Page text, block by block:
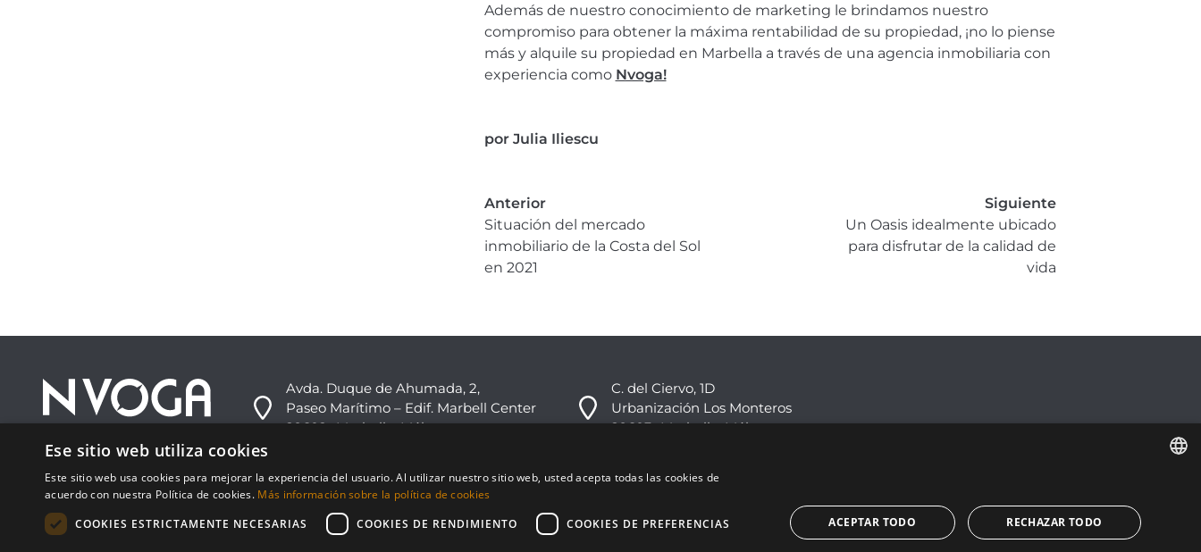
Además de nuestro conocimiento de marketing le brindamos nuestro
compromiso para obtener la máxima rentabilidad de su propiedad, ¡no lo piense
más y alquile su propiedad en Marbella a través de una agencia inmobiliaria con
experiencia como Nvoga!
por Julia Iliescu
Anterior
Situación del mercado
inmobiliario de la Costa del Sol
en 2021
Siguiente
Un Oasis idealmente ubicado
para disfrutar de la calidad de
vida
Avda. Duque de Ahumada, 2,
Paseo Marítimo – Edif. Marbell Center
29602 -Marbella, Málaga
info@nvoga.com
C. del Ciervo, 1D
Urbanización Los Monteros
29603 -Marbella, Málaga
ESPAÑOL
Ese sitio web utiliza cookies
Este sitio web usa cookies para mejorar la experiencia del usuario. Al utilizar nuestro sitio web, usted acepta todas las cookies de
acuerdo con nuestra Política de cookies. Más información sobre la política de cookies
COOKIES ESTRICTAMENTE NECESARIAS
COOKIES DE RENDIMIENTO COOKIES DE PREFERENCIAS ACEPTAR TODO RECHAZAR TODO